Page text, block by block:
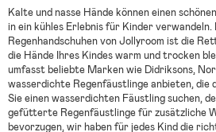
Kalte und nasse Hände können einen
in ein kühles Erlebnis für Kinder verwandeln.
Regenhandschuhen von Jollyroom ist die
die Hände Ihres Kindes warm und trocken
umfasst beliebte Marken wie Didriksons,
wasserdichte Regenfäustlinge anbieten, die
Sie einen wasserdichten Fäustling suchen,
gefütterte Regenfäustlinge für zusätzliche
bevorzugen, wir haben für jedes Kind die